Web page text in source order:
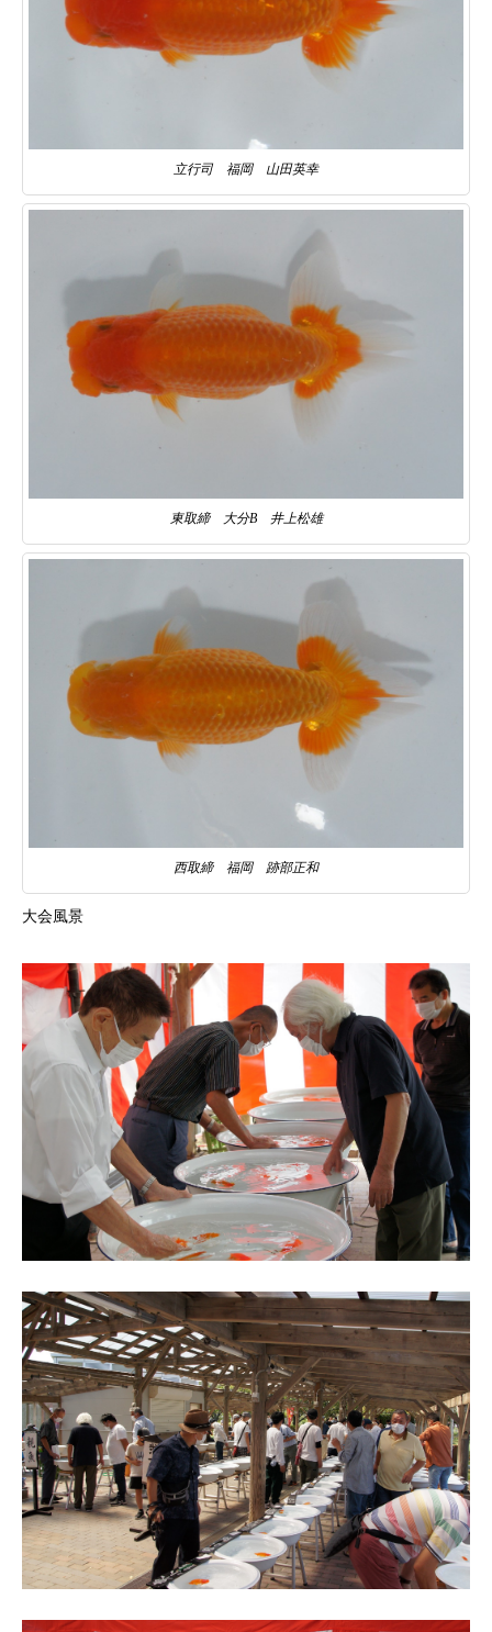
立行司 福岡 山田英幸
東取締 大分B 井上松雄
西取締 福岡 跡部正和
大会風景